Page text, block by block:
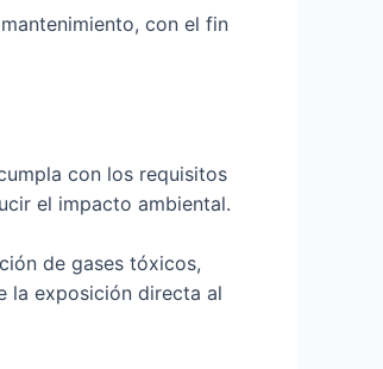
con el fin
con los requisitos
el impacto ambiental.
de gases tóxicos,
la exposición directa al